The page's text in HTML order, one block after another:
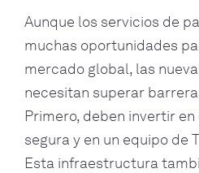
Aunque los servicios de
muchas oportunidades
mercado global, las
necesitan superar
Primero, deben invertir
segura y en un equipo de
Esta infraestructura